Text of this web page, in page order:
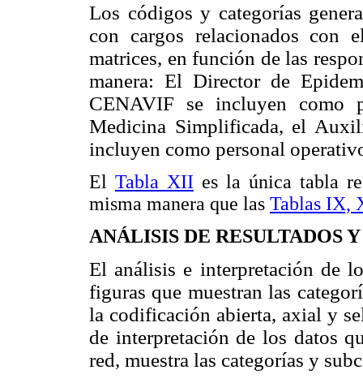
Los códigos y categorías
con cargos relacionados con
matrices, en función de las
manera: El Director de
CENAVIF se incluyen como
Medicina Simplificada, el
incluyen como personal
El Tabla XIIes la única tabla
misma manera que las Tablas IX,
ANÁLISIS DE RESULTADOS
El análisis e interpretación de
figuras que muestran las
la codificación abierta, axial y
de interpretación de los datos
red, muestra las categorías y